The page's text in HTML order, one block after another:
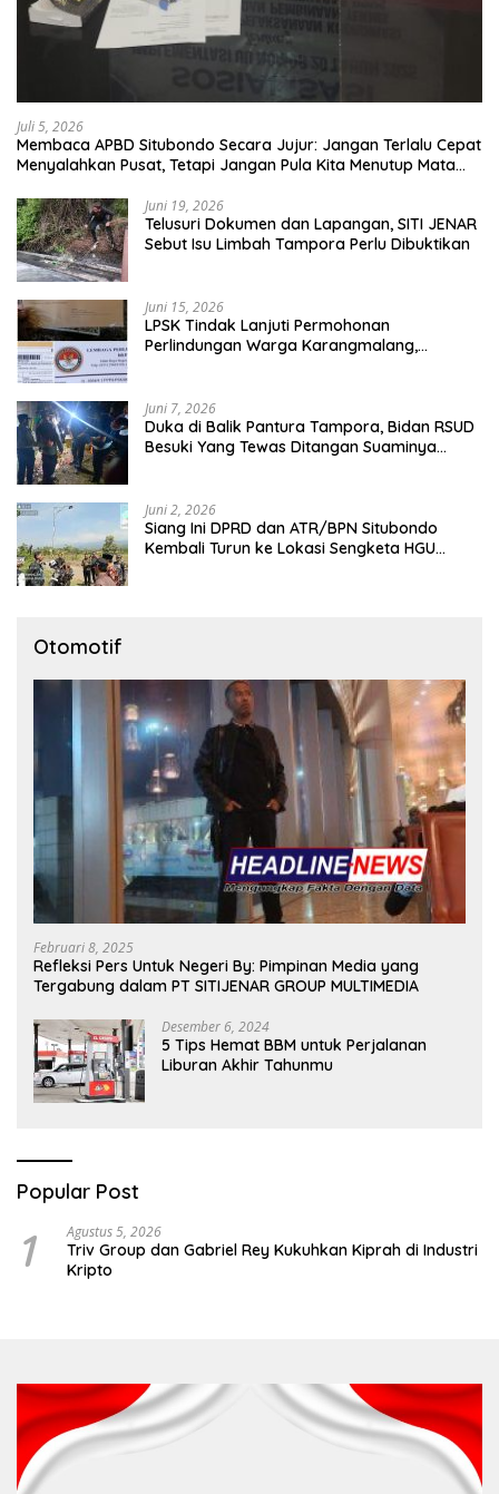
Juli 5, 2026
Membaca APBD Situbondo Secara Jujur: Jangan Terlalu Cepat
Menyalahkan Pusat, Tetapi Jangan Pula Kita Menutup Mata
Juni 19, 2026
Telusuri Dokumen dan Lapangan, SITI JENAR
Sebut Isu Limbah Tampora Perlu Dibuktikan
Juni 15, 2026
LPSK Tindak Lanjuti Permohonan
Perlindungan Warga Karangmalang,
Juni 7, 2026
Duka di Balik Pantura Tampora, Bidan RSUD
Besuki Yang Tewas Ditangan Suaminya
Juni 2, 2026
Siang Ini DPRD dan ATR/BPN Situbondo
Kembali Turun ke Lokasi Sengketa HGU
Otomotif
Februari 8, 2025
Refleksi Pers Untuk Negeri By: Pimpinan Media yang
Tergabung dalam PT SITIJENAR GROUP MULTIMEDIA
Desember 6, 2024
5 Tips Hemat BBM untuk Perjalanan
Liburan Akhir Tahunmu
Popular Post
1 Agustus 5, 2026
Triv Group dan Gabriel Rey Kukuhkan Kiprah di Industri
Kripto